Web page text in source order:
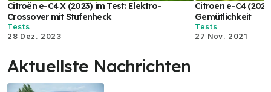
Citroën e-C4 X (2023) im Test: Elektro-
Crossover mit Stufenheck
Tests
28 Dez. 2023
Citroen e-C4
Gemütlichkeit
Tests
27 Nov. 2021
Aktuellste Nachrichten